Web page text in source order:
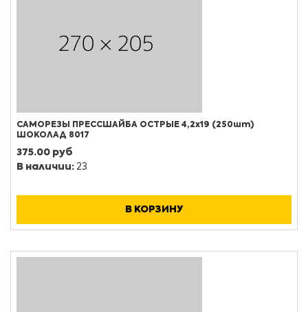
САМОРЕЗЫ ПРЕССШАЙБА ОСТРЫЕ 4,2х19 (250шт)
ШОКОЛАД 8017
375.00 руб
В наличии: 23
В КОРЗИНУ